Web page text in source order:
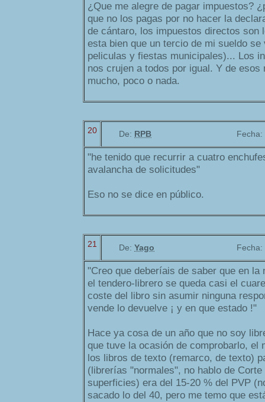
¿Que me alegre de pagar impuestos?
que no los pagas por no hacer la
de cántaro, los impuestos directos son
esta bien que un tercio de mi sueldo
peliculas y fiestas municipales)... Los
nos crujen a todos por igual. Y de esos
mucho, poco o nada.
20 De: RPB Fecha:
"he tenido que recurrir a cuatro
avalancha de solicitudes"
Eso no se dice en público.
21 De: Yago Fecha:
"Creo que deberíais de saber que en
el tendero-librero se queda casi el
coste del libro sin asumir ninguna
vende lo devuelve ¡ y en que estado !"
Hace ya cosa de un año que no soy
que tuve la ocasión de comprobarlo, el
los libros de texto (remarco, de texto)
(librerías "normales", no hablo de
superficies) era del 15-20 % del PVP
sacado lo del 40, pero me temo que